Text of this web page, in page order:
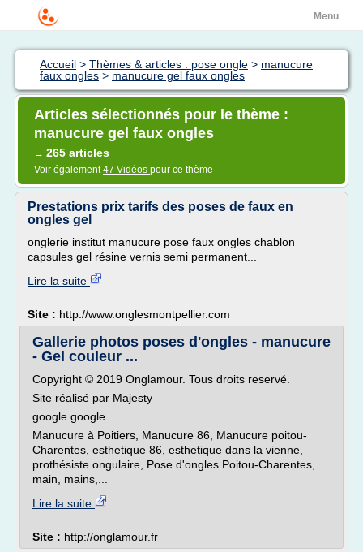
Menu
Accueil > Thèmes & articles : pose ongle > manucure
faux ongles > manucure gel faux ongles
Articles sélectionnés pour le thème :
manucure gel faux ongles
→ 265 articles
Voir également47 Vidéos pour ce thème
Prestations prix tarifs des poses de faux en
ongles gel
onglerie institut manucure pose faux ongles chablon
capsules gel résine vernis semi permanent...
Lire la suite
Site : http://www.onglesmontpellier.com
Gallerie photos poses d'ongles - manucure
- Gel couleur ...
Copyright © 2019 Onglamour. Tous droits reservé.
Site réalisé par Majesty
google google
Manucure à Poitiers, Manucure 86, Manucure poitou-
Charentes, esthetique 86, esthetique dans la vienne,
prothésiste ongulaire, Pose d'ongles Poitou-Charentes,
main, mains,...
Lire la suite
Site : http://onglamour.fr